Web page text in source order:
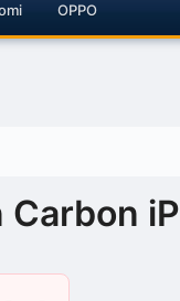
OPPO
Carbon